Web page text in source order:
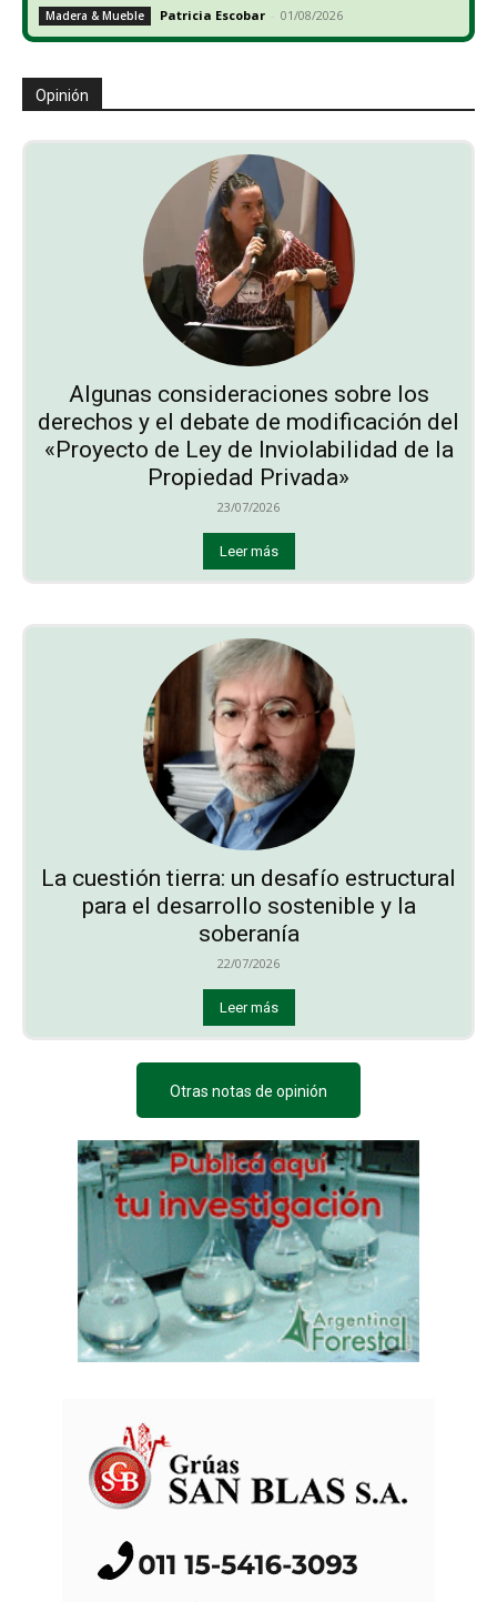
Madera & Mueble Patricia Escobar - 01/08/2026
Opinión
Algunas consideraciones sobre los
derechos y el debate de modificación del
«Proyecto de Ley de Inviolabilidad de la
Propiedad Privada»
23/07/2026
Leer más
La cuestión tierra: un desafío estructural
para el desarrollo sostenible y la
soberanía
22/07/2026
Leer más
Otras notas de opinión